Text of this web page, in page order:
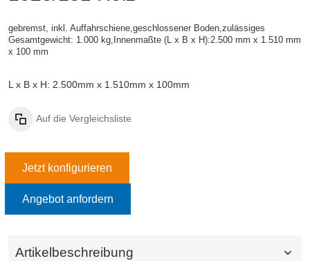
gebremst, inkl. Auffahrschiene,geschlossener Boden,zulässiges
Gesamtgewicht: 1.000 kg, Innenmaßte (L x B x H):2.500 mm x 1.510 mm
x 100 mm
L x B x H: 2.500mm x 1.510mm x 100mm
Auf die Vergleichsliste
Jetzt konfigurieren
Angebot anfordern
Artikelbeschreibung